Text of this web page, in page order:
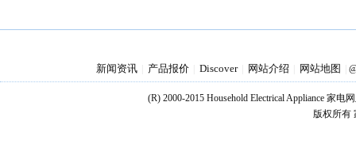
新闻资讯 产品报价 Discover 网站介绍 网站地图
(R) 2000-2015 Household Electrical Appliance 家电
版权所有